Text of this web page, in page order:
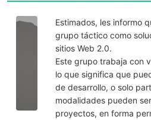
Estimados, les informo
grupo táctico como
sitios Web 2.0.
Este grupo trabaja con
lo que significa que
de desarrollo, o solo
modalidades pueden
proyectos, en forma